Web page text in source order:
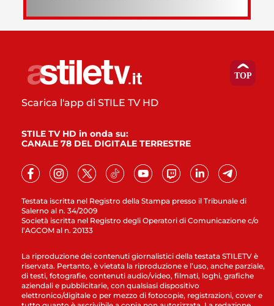
Testata iscritta nel Registro della Stampa presso il Tribunale di
Salerno al n. 34/2009
Società iscritta nel Registro degli Operatori di Comunicazione c/o
l’AGCOM al n. 20133
Scarica l'app di STILE TV HD
STILE TV HD in onda su:
CANALE 78 DEL DIGITALE TERRESTRE
La riproduzione dei contenuti giornalistici della testata STILETV è
riservata. Pertanto, è vietata la riproduzione e l’uso, anche parziale,
di testi, fotografie, contenuti audio/video, filmati, loghi, grafiche
aziendali e pubblicitarie, con qualsiasi dispositivo
elettronico/digitale o per mezzo di fotocopie, registrazioni, cover e